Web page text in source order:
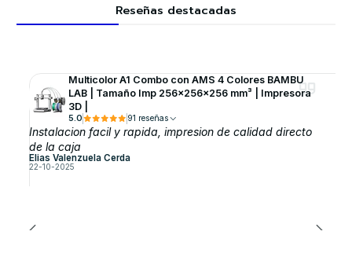
Reseñas destacadas
Multicolor A1 Combo con AMS 4 Colores BAMBU
LAB | Tamaño Imp 256×256×256 mm³ | Impresora
3D |
5.0 91 reseñas
Instalacion facil y rapida, impresion de calidad directo
de la caja
Elias Valenzuela Cerda
22-10-2025